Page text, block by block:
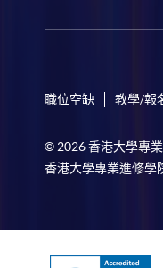
職位空缺 教學/報
© 2026 香港大學專
香港大學專業進修學